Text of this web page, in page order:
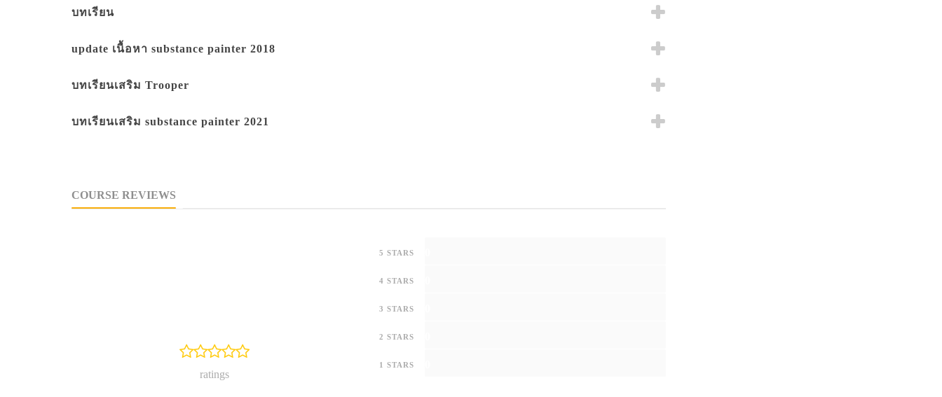
บทเรียน
update เนื้อหา substance painter 2018
บทเรียนเสริม Trooper
บทเรียนเสริม substance painter 2021
COURSE REVIEWS
ratings
5 STARS
4 STARS
3 STARS
2 STARS
1 STARS